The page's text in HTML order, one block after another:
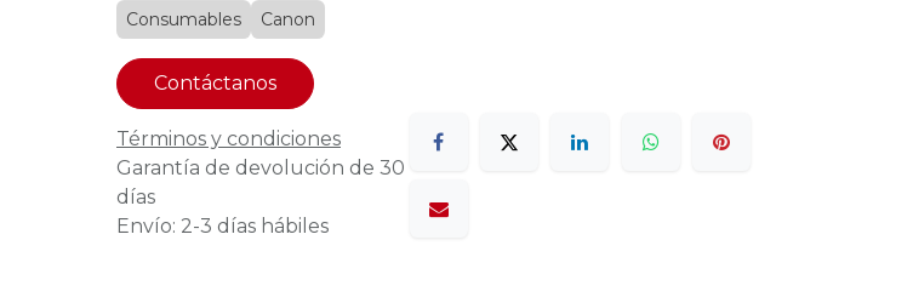
Consumables Canon
Contáctanos
Términos y condiciones
Garantía de devolución de 30
días
Envío: 2-3 días hábiles